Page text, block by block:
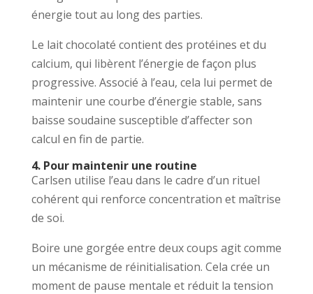
énergie tout au long des parties.
Le lait chocolaté contient des protéines et du
calcium, qui libèrent l’énergie de façon plus
progressive. Associé à l’eau, cela lui permet de
maintenir une courbe d’énergie stable, sans
baisse soudaine susceptible d’affecter son
calcul en fin de partie.
4. Pour maintenir une routine
Carlsen utilise l’eau dans le cadre d’un rituel
cohérent qui renforce concentration et maîtrise
de soi.
Boire une gorgée entre deux coups agit comme
un mécanisme de réinitialisation. Cela crée un
moment de pause mentale et réduit la tension